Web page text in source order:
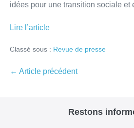
idées pour une transition sociale et
Lire l’article
Classé sous : Revue de presse
Navigation
← Article précédent
Restons